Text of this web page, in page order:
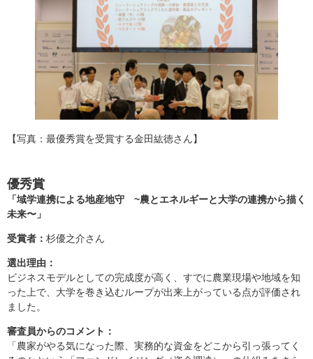
【写真：最優秀賞を受賞する金田紘徳さん】
優秀賞
「域学連携による地産地守 ~農とエネルギーと大学の連携から描く
未来〜」
受賞者： 杉優之介さん
選出理由：
ビジネスモデルとしての完成度が高く、すでに農業現場や地域を知
った上で、大学を巻き込むループが出来上がっている点が評価され
ました。
審査員からのコメント：
「農家がやる気になった際、実務的な資金をどこから引っ張ってく